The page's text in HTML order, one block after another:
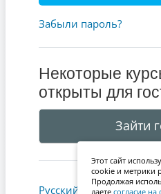
Забыли пароль?
Некоторые
открыты для
Зайти
Русский ‎(ru)‎
Этот сайт
cookie и метрики
Продолжая
даете согласие на